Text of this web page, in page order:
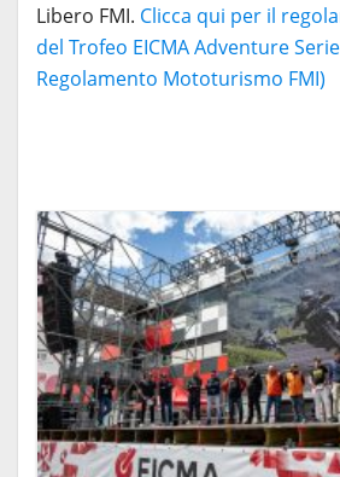
Libero FMI. Clicca qui per il
del Trofeo EICMA Adventure
Regolamento Mototurismo FMI)